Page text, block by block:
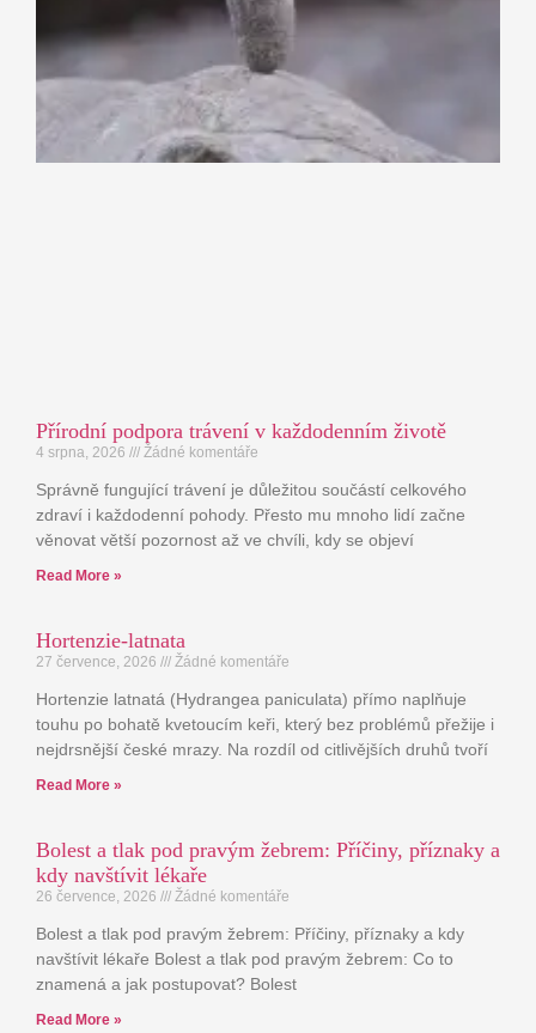
Přírodní podpora trávení v každodenním životě
4 srpna, 2026 Žádné komentáře
Správně fungující trávení je důležitou součástí celkového
zdraví i každodenní pohody. Přesto mu mnoho lidí začne
věnovat větší pozornost až ve chvíli, kdy se objeví
Read More »
Hortenzie-latnata
27 července, 2026 Žádné komentáře
Hortenzie latnatá (Hydrangea paniculata) přímo naplňuje
touhu po bohatě kvetoucím keři, který bez problémů přežije i
nejdrsnější české mrazy. Na rozdíl od citlivějších druhů tvoří
Read More »
Bolest a tlak pod pravým žebrem: Příčiny, příznaky a
kdy navštívit lékaře
26 července, 2026 Žádné komentáře
Bolest a tlak pod pravým žebrem: Příčiny, příznaky a kdy
navštívit lékaře Bolest a tlak pod pravým žebrem: Co to
znamená a jak postupovat? Bolest
Read More »